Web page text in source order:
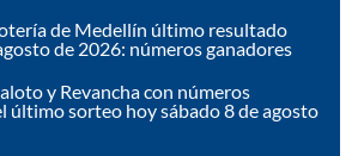
de Medellín último resultado
de 2026: números ganadores
y Revancha con números
último sorteo hoy sábado 8 de agosto